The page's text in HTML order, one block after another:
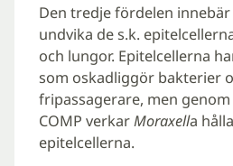
Den tredje fördelen
undvika de s.k.
och lungor. Epitelcellerna
som oskadliggör bakterier
fripassagerare, men
COMP verkarMoraxella
epitelcellerna.